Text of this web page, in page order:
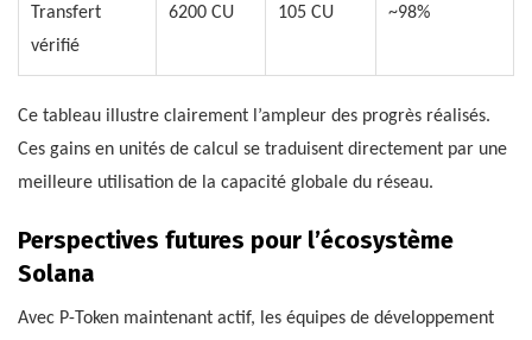
Transfert
vérifié
6200 CU 105 CU ~98%
Ce tableau illustre clairement l’ampleur des progrès réalisés.
Ces gains en unités de calcul se traduisent directement par une
meilleure utilisation de la capacité globale du réseau.
Perspectives futures pour l’écosystème
Solana
Avec P-Token maintenant actif, les équipes de développement